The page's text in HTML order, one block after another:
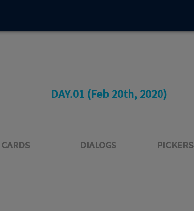
DAY.01 (Feb 20th, 2020)
CARDS DIALOGS PICKERS